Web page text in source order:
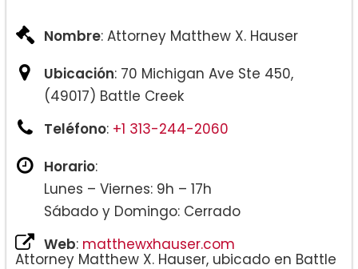
Nombre: Attorney Matthew X. Hauser
Ubicación: 70 Michigan Ave Ste 450,
(49017) Battle Creek
Teléfono: +1 313-244-2060
Horario:
Lunes – Viernes: 9h – 17h
Sábado y Domingo: Cerrado
Web: matthewxhauser.com
Attorney Matthew X. Hauser, ubicado en Battle